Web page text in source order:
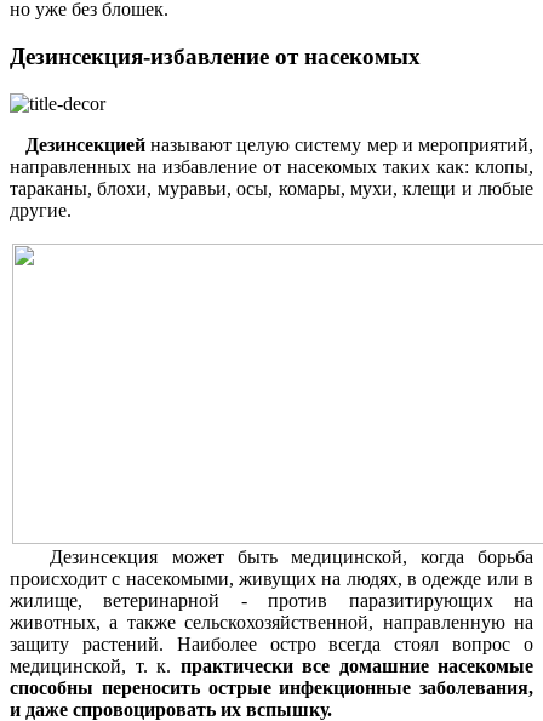
но уже без блошек.
Дезинсекция-избавление от насекомых
Дезинсекциейназывают целую систему мер и мероприятий,
направленных на избавление от насекомых таких как: клопы,
тараканы, блохи, муравьи, осы, комары, мухи, клещи и любые
другие.
Дезинсекция может быть медицинской, когда борьба
происходит с насекомыми, живущих на людях, в одежде или в
жилище, ветеринарной - против паразитирующих на
животных, а также сельскохозяйственной, направленную на
защиту растений. Наиболее остро всегда стоял вопрос о
медицинской, т. к. практически все домашние насекомые
способны переносить острые инфекционные заболевания,
и даже спровоцировать их вспышку.